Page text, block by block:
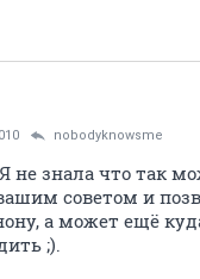
nobodyknowsme
не знала что так
советом и
а может ещё
;).